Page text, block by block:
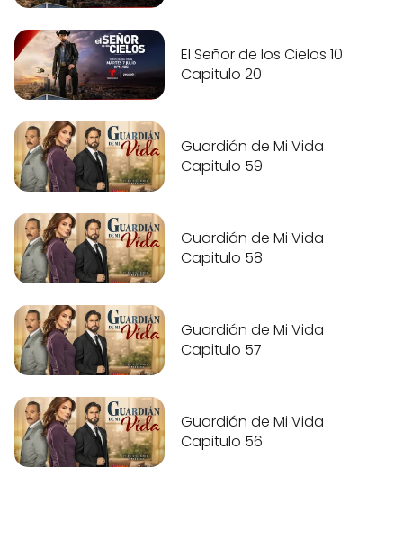
El Señor de los Cielos 10
Capitulo 20
Guardián de Mi Vida
Capitulo 59
Guardián de Mi Vida
Capitulo 58
Guardián de Mi Vida
Capitulo 57
Guardián de Mi Vida
Capitulo 56